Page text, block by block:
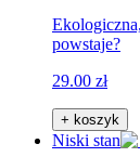
powstaje?
29.00 zł
+ koszyk
Niski stan